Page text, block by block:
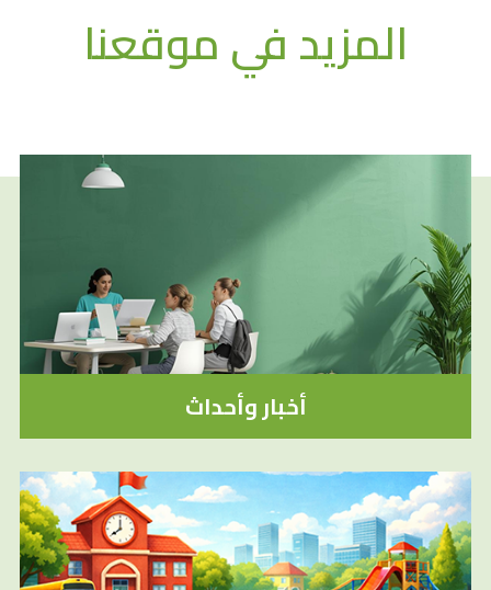
المزيد في موقعنا
أخبار وأحداث